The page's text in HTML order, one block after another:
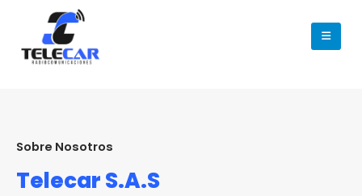
Sobre Nosotros
Telecar S.A.S